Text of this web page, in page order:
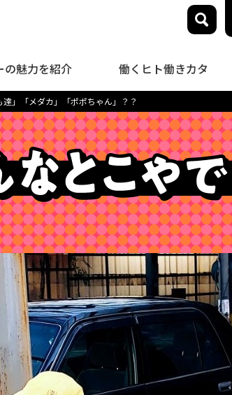
の魅力を紹介 働くヒト働きカタ
close
」「メダカ」「ポポちゃん」？？